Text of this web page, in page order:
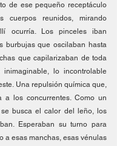
de ese pequeño receptáculo
cuerpos reunidos, mirando
ocurría. Los pinceles iban
burbujas que oscilaban hasta
que capilarizaban de toda
lo incontrolable
Una repulsión química que,
a los concurrentes. Como un
busca el calor del leño, los
Esperaban su turno para
a esas manchas, esas vénulas